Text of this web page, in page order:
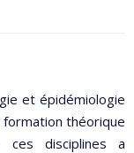
et épidémiologie
formation théorique
ces disciplines a